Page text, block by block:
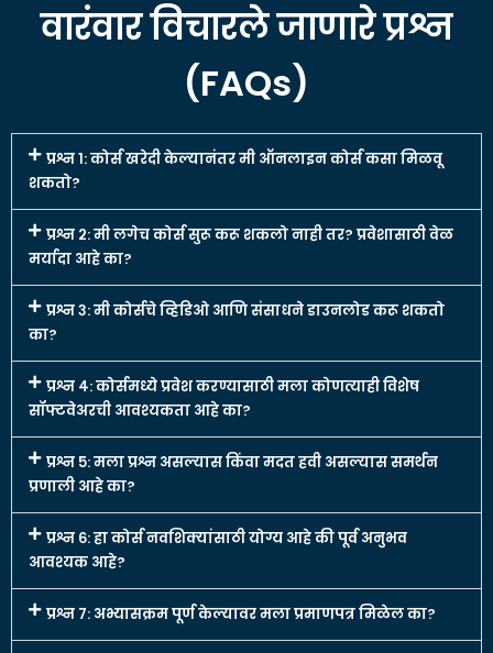
वारंवार विचारले जाणारे प्रश्न
(FAQs)
प्रश्न १: कोर्स खरेदी केल्यानंतर मी ऑनलाइन कोर्स कसा मिळवू
शकतो?
प्रश्न २: मी लगेच कोर्स सुरू करू शकलो नाही तर? प्रवेशासाठी वेळ
मर्यादा आहे का?
प्रश्न ३: मी कोर्सचे व्हिडिओ आणि संसाधने डाउनलोड करू शकतो
का?
प्रश्न ४: कोर्समध्ये प्रवेश करण्यासाठी मला कोणत्याही विशेष
सॉफ्टवेअरची आवश्यकता आहे का?
प्रश्न ५: मला प्रश्न असल्यास किंवा मदत हवी असल्यास समर्थन
प्रणाली आहे का?
प्रश्न ६: हा कोर्स नवशिक्यांसाठी योग्य आहे की पूर्व अनुभव
आवश्यक आहे?
प्रश्न ७: अभ्यासक्रम पूर्ण केल्यावर मला प्रमाणपत्र मिळेल का?